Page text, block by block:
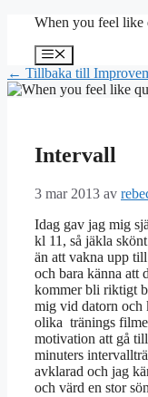
Hoppa
innehåll
When you feel like
Meny
← Tillbaka till
Intervall
3 mar 2013 av
Idag gav jag mig
kl 11, så jäkla
än att vakna upp
och bara känna att
kommer bli riktigt
mig vid datorn och
olika tränings
motivation att gå
minuters
avklarad och jag
och värd en stor